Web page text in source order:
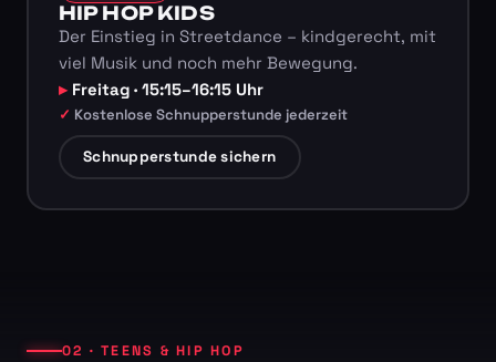
HIP HOP KIDS
Der Einstieg in Streetdance – kindgerecht, mit
viel Musik und noch mehr Bewegung.
Freitag · 15:15–16:15 Uhr
Kostenlose Schnupperstunde jederzeit
Schnupperstunde sichern
02 · TEENS & HIP HOP